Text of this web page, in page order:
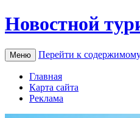
Новостной
Меню Перейти к
Главная
Карта сайта
Реклама